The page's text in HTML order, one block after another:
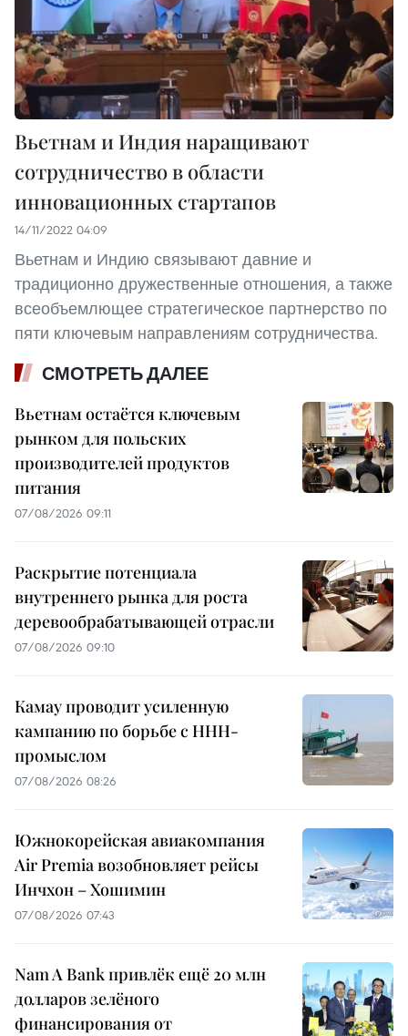
Вьетнам и Индия наращивают
сотрудничество в области
инновационных стартапов
14/11/2022 04:09
Вьетнам и Индию связывают давние и
традиционно дружественные отношения, а также
всеобъемлющее стратегическое партнерство по
пяти ключевым направлениям сотрудничества.
СМОТРЕТЬ ДАЛЕЕ
Вьетнам остаётся ключевым
рынком для польских
производителей продуктов
питания
07/08/2026 09:11
Раскрытие потенциала
внутреннего рынка для роста
деревообрабатывающей отрасли
07/08/2026 09:10
Камау проводит усиленную
кампанию по борьбе с ННН-
промыслом
07/08/2026 08:26
Южнокорейская авиакомпания
Air Premia возобновляет рейсы
Инчхон – Хошимин
07/08/2026 07:43
Nam A Bank привлёк ещё 20 млн
долларов зелёного
финансирования от